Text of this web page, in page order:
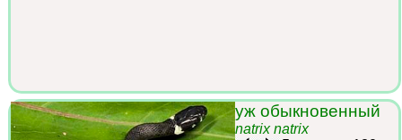
уж обыкновенный
natrix natrix